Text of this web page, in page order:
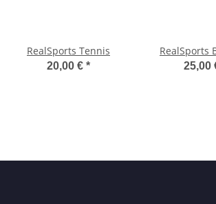
RealSports Tennis
20,00 € *
RealSports
25,00